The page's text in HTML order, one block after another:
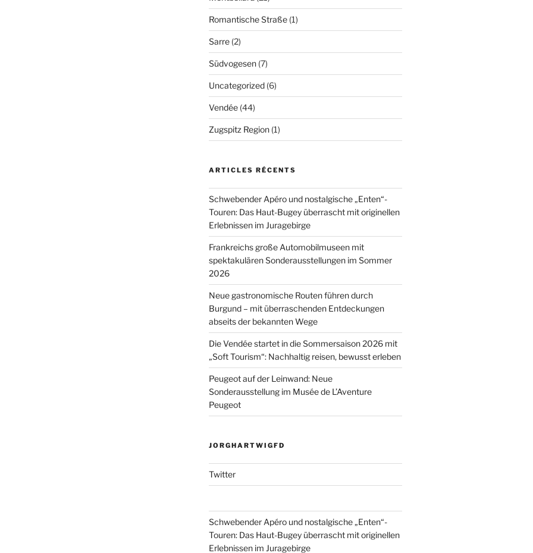
Romantische Straße(1)
Sarre(2)
Südvogesen(7)
Uncategorized(6)
Vendée(44)
Zugspitz Region(1)
ARTICLES RÉCENTS
Schwebender Apéro und nostalgische „Enten“-
Touren: Das Haut-Bugey überrascht mit originellen
Erlebnissen im Juragebirge
Frankreichs große Automobilmuseen mit
spektakulären Sonderausstellungen im Sommer
2026
Neue gastronomische Routen führen durch
Burgund – mit überraschenden Entdeckungen
abseits der bekannten Wege
Die Vendée startet in die Sommersaison 2026 mit
„Soft Tourism“: Nachhaltig reisen, bewusst erleben
Peugeot auf der Leinwand: Neue
Sonderausstellung im Musée de L’Aventure
Peugeot
JORGHARTWIGFD
Twitter
Schwebender Apéro und nostalgische „Enten“-
Touren: Das Haut-Bugey überrascht mit originellen
Erlebnissen im Juragebirge